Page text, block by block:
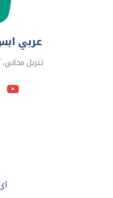
عربي ابس ©
تنزيل